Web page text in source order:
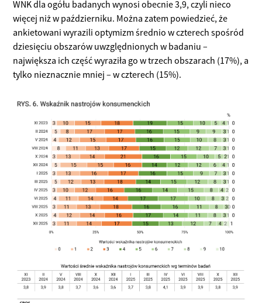
WNK dla ogółu badanych wynosi obecnie 3,9, czyli nieco
więcej niż w październiku. Można zatem powiedzieć, że
ankietowani wyrazili optymizm średnio w czterech spośród
dziesięciu obszarów uwzględnionych w badaniu –
największa ich część wyraziła go w trzech obszarach (17%), a
tylko nieznacznie mniej – w czterech (15%).